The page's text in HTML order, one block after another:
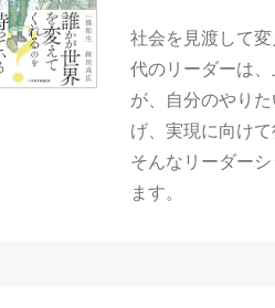
社会を見渡して
代のリーダーは
が、自分のやり
げ、実現に向け
そんなリーダー
ます。